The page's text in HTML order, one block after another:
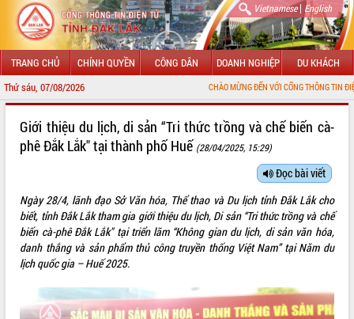
Vietnamese| English
TRANG CHỦ CHÍNH QUYỀN CÔNG DÂN DOANH NGHIỆP DU KHÁCH
Thứ sáu, 07/08/2026 CHÀO MỪNG ĐẾN VỚI CỔNG THÔNG TIN ĐIỆN TỬ TỈNH
LÃNH ĐẠO UBND TỈNH
SỞ, BAN, NGÀNH
UBND CÁC XÃ, PHƯỜNG
HỆ THỐNG VĂN BẢN
Giới thiệu du lịch, di sản “Tri thức trồng và chế biến cà-
phê Đắk Lắk" tại thành phố Huế (28/04/2025, 15:29)
Đọc bài viết
Ngày 28/4, lãnh đạo Sở Văn hóa, Thể thao và Du lịch tỉnh Đắk Lắk cho
biết, tỉnh Đắk Lắk tham gia giới thiệu du lịch, Di sản “Tri thức trồng và chế
biến cà-phê Đắk Lắk" tại triển lãm “Không gian du lịch, di sản văn hóa,
danh thắng và sản phẩm thủ công truyền thống Việt Nam” tại Năm du
lịch quốc gia – Huế 2025.